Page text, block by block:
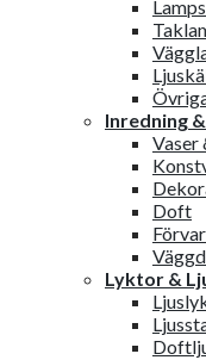
Inredning
Vaser
Doft
Lyktor &